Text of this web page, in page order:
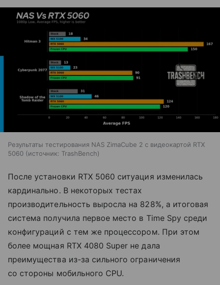
Результаты тестирования NAS ZimaCube 2 с видеокартой RTX
5060
источник: TrashBench
После установки RTX 5060 ситуация изменилась
кардинально. В некоторых тестах
производительность выросла на 828%, а итоговая
система получила первое место в Time Spy среди
конфигураций с тем же процессором. При этом
более мощная RTX 4080 Super не дала
преимущества из-за сильного ограничения
со стороны мобильного CPU.